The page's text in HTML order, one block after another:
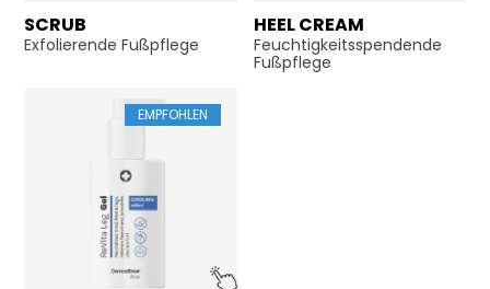
SCRUB
Exfolierende Fußpflege
HEEL CREAM
Feuchtigkeitsspendende
Fußpflege
EMPFOHLEN